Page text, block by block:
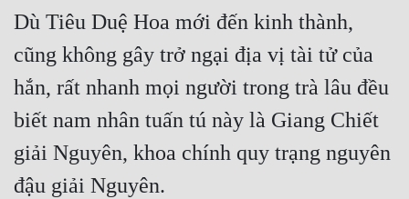
Dù Tiêu Duệ Hoa mới đến kinh thành,
cũng không gây trở ngại địa vị tài tử của
hắn, rất nhanh mọi người trong trà lâu đều
biết nam nhân tuấn tú này là Giang Chiết
giải Nguyên, khoa chính quy trạng nguyên
đậu giải Nguyên.